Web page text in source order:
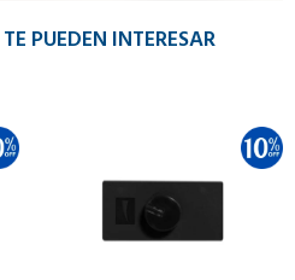
PUEDEN INTERESAR